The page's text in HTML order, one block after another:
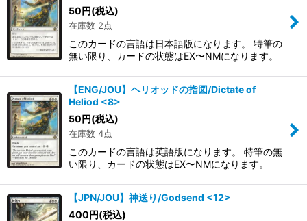
50円(税込)
在庫数 2点
このカードの言語は日本語版になります。 特筆の
無い限り、カードの状態はEX〜NMになります。
【ENG/JOU】ヘリオッドの指図/Dictate of
Heliod <8>
50円(税込)
在庫数 4点
このカードの言語は英語版になります。 特筆の無
い限り、カードの状態はEX〜NMになります。
【JPN/JOU】神送り/Godsend <12>
400円(税込)